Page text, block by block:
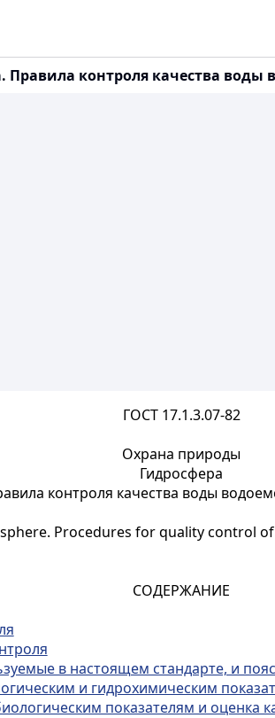
Правила контроля качества воды
ГОСТ 17.1.3.07-82
Охрана природы
Гидросфера
контроля качества воды
Procedures for quality control
СОДЕРЖАНИЕ
в настоящем стандарте, и
и гидрохимическим
показателям и оценка